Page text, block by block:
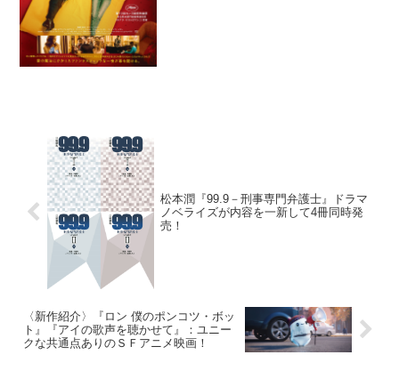
松本潤『99.9－刑事専門弁護士』ドラマ
ノベライズが内容を一新して4冊同時発
売！
〈新作紹介〉『ロン 僕のポンコツ・ボッ
ト』『アイの歌声を聴かせて』：ユニー
クな共通点ありのＳＦアニメ映画！